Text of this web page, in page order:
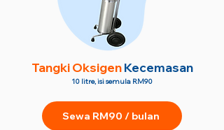
Tangki OksigenKecemasan
10 litre, isi semula RM90
Sewa RM90 / bulan